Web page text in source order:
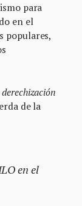
para
en el
populares,
derechización
de la
en el